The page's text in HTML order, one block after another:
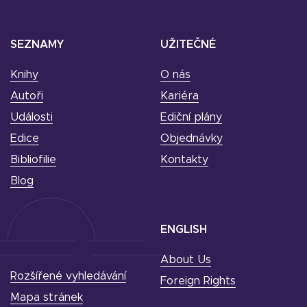
SEZNAMY
Knihy
Autoři
Události
Edice
Bibliofilie
Blog
UŽITEČNÉ
O nás
Kariéra
Ediční plány
Objednávky
Kontakty
ENGLISH
About Us
Foreign Rights
Rozšířené vyhledávání
Mapa stránek